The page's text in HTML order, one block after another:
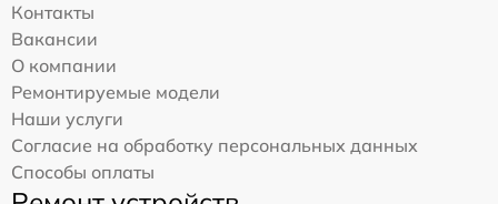
Контакты
Вакансии
О компании
Ремонтируемые модели
Наши услуги
Согласие на обработку персональных данных
Способы оплаты